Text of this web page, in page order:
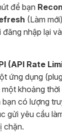
để bạn
(Làm
đăng nhập lại
(API Rate
ứng dụng
khoảng
có lượng
gửi yêu cầu
chặn.